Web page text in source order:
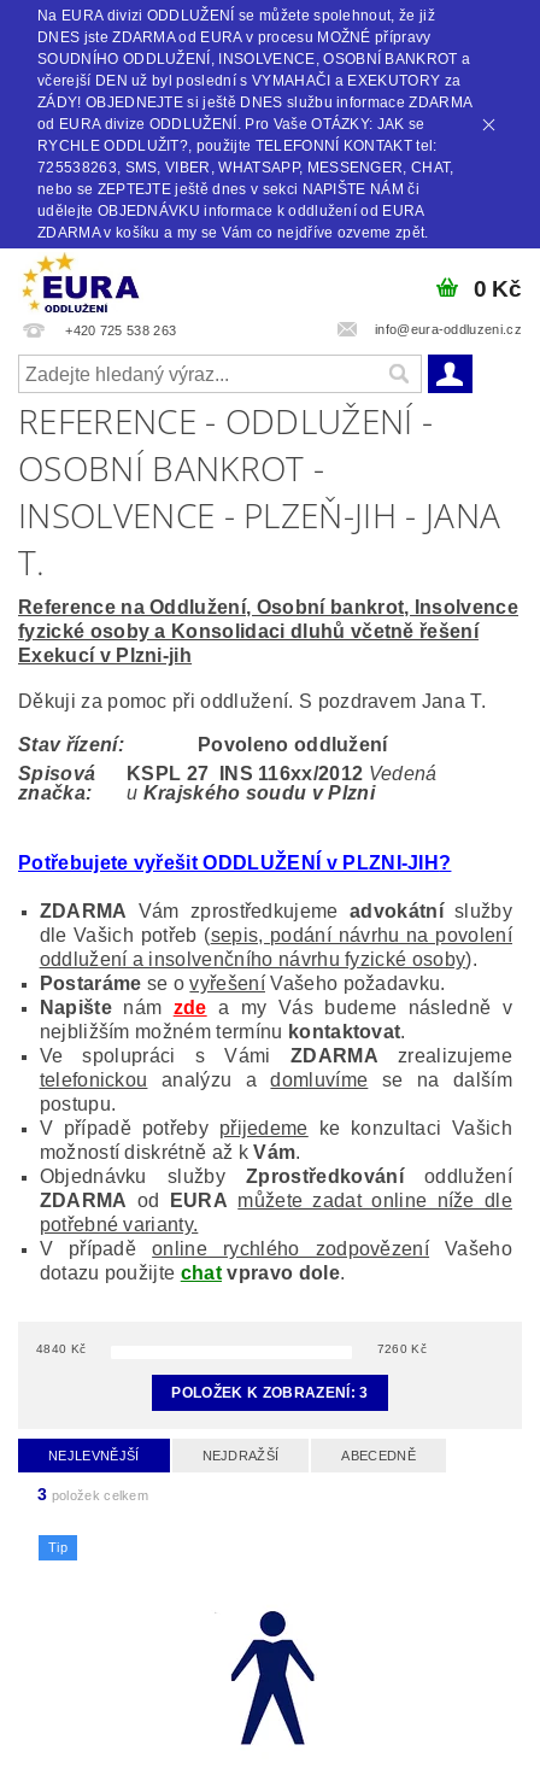
Na EURA divizi ODDLUŽENÍ se můžete spolehnout, že již
DNES jste ZDARMA od EURA v procesu MOŽNÉ přípravy
SOUDNÍHO ODDLUŽENÍ, INSOLVENCE, OSOBNÍ BANKROT a
včerejší DEN už byl poslední s VYMAHAČI a EXEKUTORY za
ZÁDY! OBJEDNEJTE si ještě DNES službu informace ZDARMA
od EURA divize ODDLUŽENÍ. Pro Vaše OTÁZKY: JAK se
RYCHLE ODDLUŽIT?, použijte TELEFONNÍ KONTAKT tel:
725538263, SMS, VIBER, WHATSAPP, MESSENGER, CHAT,
nebo se ZEPTEJTE ještě dnes v sekci NAPIŠTE NÁM či
udělejte OBJEDNÁVKU informace k oddlužení od EURA
ZDARMA v košíku a my se Vám co nejdříve ozveme zpět.
+420 725 538 263 info@eura-oddluzeni.cz
0 Kč
REFERENCE - ODDLUŽENÍ -
OSOBNÍ BANKROT -
INSOLVENCE - PLZEŇ-JIH - JANA
T.
Reference na Oddlužení, Osobní bankrot, Insolvence
fyzické osoby a Konsolidaci dluhů včetně řešení
Exekucí v Plzni-jih
Děkuji za pomoc při oddlužení. S pozdravem Jana T.
Stav řízení:
Povoleno oddlužení
Spisová
značka:
KSPL 27 INS 116xx/2012 Vedená
u Krajského soudu v Plzni
Potřebujete vyřešit ODDLUŽENÍ v PLZNI-JIH?
ZDARMA Vám zprostředkujeme advokátníslužby
dle Vašich potřeb (sepis, podání návrhu na povolení
oddlužení a insolvenčního návrhu fyzické osoby).
Postaráme se ovyřešeníVašeho požadavku.
Napištenám zde a my Vás budeme následně v
nejbližším možném termínu kontaktovat.
Ve spolupráci s Vámi ZDARMA zrealizujeme
telefonickou analýzu adomluvíme se na dalším
postupu.
V případě potřeby přijedeme ke konzultaci Vašich
možností diskrétně až kVám.
Objednávku služby
Zprostředkováníoddlužení
ZDARMA od EURA můžete zadat online níže dle
potřebné varianty.
V případěonline rychlého zodpovězení Vašeho
dotazu použijte chatvpravo dole.
4840 Kč 7260 Kč
POLOŽEK K ZOBRAZENÍ:3
NEJLEVNĚJŠÍ NEJDRAŽŠÍ ABECEDNĚ
3 položek celkem
Tip